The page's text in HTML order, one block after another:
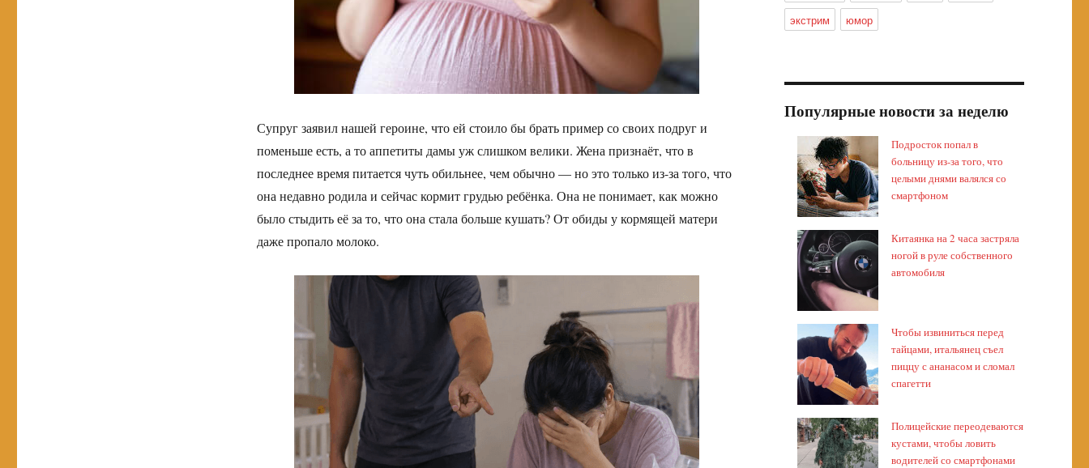
Супруг заявил нашей героине, что ей стоило бы брать пример со своих подруг и
поменьше есть, а то аппетиты дамы уж слишком велики. Жена признаёт, что в
последнее время питается чуть обильнее, чем обычно — но это только из-за того, что
она недавно родила и сейчас кормит грудью ребёнка. Она не понимает, как можно
было стыдить её за то, что она стала больше кушать? От обиды у кормящей матери
даже пропало молоко.
экстрим
юмор
Популярные новости за неделю
Подросток попал в
больницу из-за того, что
целыми днями валялся со
смартфоном
Китаянка на 2 часа застряла
ногой в руле собственного
автомобиля
Чтобы извиниться перед
тайцами, итальянец съел
пиццу с ананасом и сломал
спагетти
Полицейские переодеваются
кустами, чтобы ловить
водителей со смартфонами